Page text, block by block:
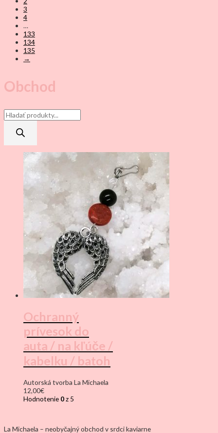
3
4
…
133
134
135
→
Obchod
Products
search
Ochranný
prívesok do
auta / na kľúče /
kabelku / batoh
Autorská tvorba La Michaela
12,00€
Hodnotenie 0z 5
La Michaela – neobyčajný obchod v srdci kaviarne